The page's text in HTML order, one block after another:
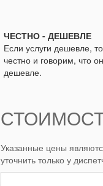
ЧЕСТНО - ДЕШЕВЛЕ
Если услуги дешевле,
честно и говорим, что
дешевле.
Указанные цены
уточнить только у